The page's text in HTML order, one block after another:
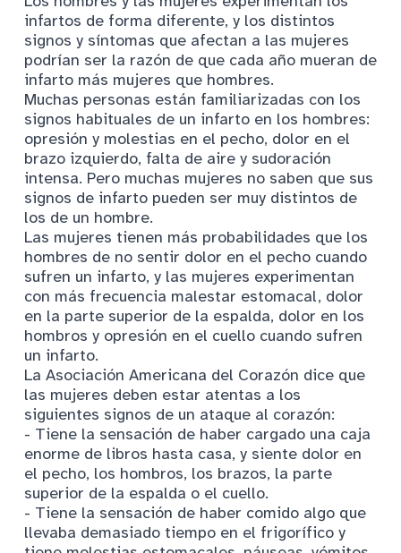
infartos de forma diferente, y los distintos
signos y síntomas que afectan a las mujeres
podrían ser la razón de que cada año mueran de
infarto más mujeres que hombres.
Muchas personas están familiarizadas con los
signos habituales de un infarto en los hombres:
opresión y molestias en el pecho, dolor en el
brazo izquierdo, falta de aire y sudoración
intensa. Pero muchas mujeres no saben que sus
signos de infarto pueden ser muy distintos de
los de un hombre.
Las mujeres tienen más probabilidades que los
hombres de no sentir dolor en el pecho cuando
sufren un infarto, y las mujeres experimentan
con más frecuencia malestar estomacal, dolor
en la parte superior de la espalda, dolor en los
hombros y opresión en el cuello cuando sufren
un infarto.
La Asociación Americana del Corazón dice que
las mujeres deben estar atentas a los
siguientes signos de un ataque al corazón:
- Tiene la sensación de haber cargado una caja
enorme de libros hasta casa, y siente dolor en
el pecho, los hombros, los brazos, la parte
superior de la espalda o el cuello.
- Tiene la sensación de haber comido algo que
llevaba demasiado tiempo en el frigorífico y